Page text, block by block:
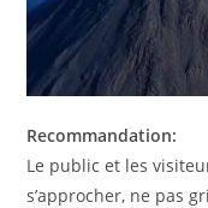
Recommandation:
Le public et les
s’approcher, ne pas